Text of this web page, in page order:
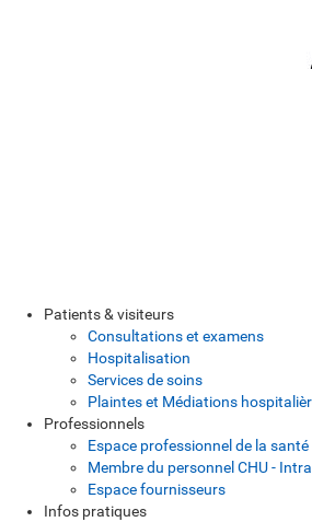
Patients & visiteurs
Consultations et examens
Hospitalisation
Services de soins
Plaintes et Médiations
Professionnels
Espace professionnel de la santé
Membre du personnel CHU -
Espace fournisseurs
Infos pratiques